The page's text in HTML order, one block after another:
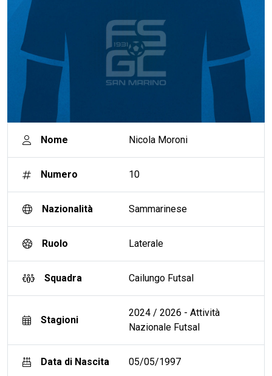
Nome Nicola Moroni
Numero 10
Nazionalità Sammarinese
Ruolo Laterale
Squadra Cailungo Futsal
Stagioni
2024 / 2026 - Attività
Nazionale Futsal
Data di Nascita 05/05/1997